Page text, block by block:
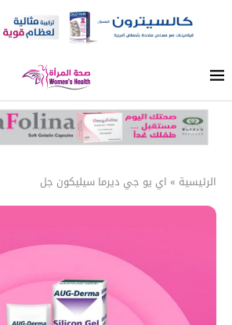
الرئيسية » اي يو جي ديرما سيليكون جل